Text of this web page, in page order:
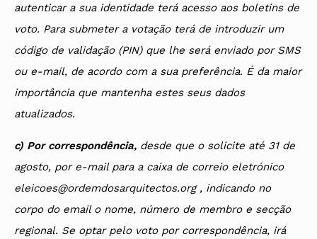
autenticar a sua identidade terá acesso aos boletins de
voto. Para submeter a votação terá de introduzir um
código de validação (PIN) que lhe será enviado por SMS
ou e-mail, de acordo com a sua preferência. É da maior
importância que mantenha estes seus dados
atualizados.
c) Por correspondência, desde que o solicite até 31 de
agosto, por e-mail para a caixa de correio eletrónico
eleicoes@ordemdosarquitectos.org , indicando no
corpo do email o nome, número de membro e secção
regional. Se optar pelo voto por correspondência, irá